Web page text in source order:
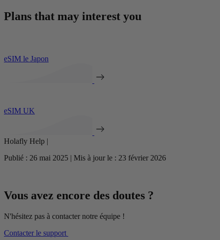
Plans that may interest you
eSIM le Japon
eSIM UK
Holafly Help |
Publié : 26 mai 2025 | Mis à jour le : 23 février 2026
Vous avez encore des doutes ?
N'hésitez pas à contacter notre équipe !
Contacter le support